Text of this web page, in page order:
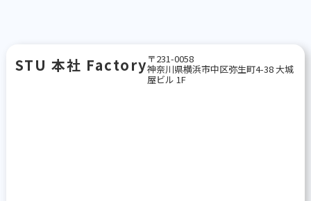
STU 本社 Factory 〒231-0058
神奈川県横浜市中区弥生町4-38 大城
屋ビル 1F